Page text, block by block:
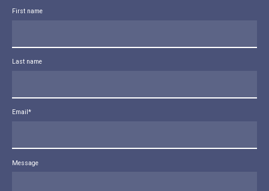
First name
Last name
Email *
Message